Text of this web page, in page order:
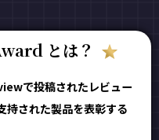
とは？
で投稿されたレビュー
持された製品を表彰する